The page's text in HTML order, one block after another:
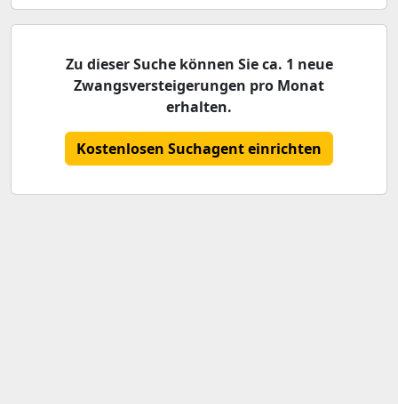
Zu dieser Suche können Sie ca. 1 neue
Zwangsversteigerungen pro Monat
erhalten.
Kostenlosen Suchagent einrichten